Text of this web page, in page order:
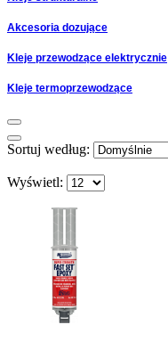
Akcesoria dozujące
Kleje przewodzące elektrycznie
Kleje termoprzewodzące
Sortuj według:
Wyświetl: